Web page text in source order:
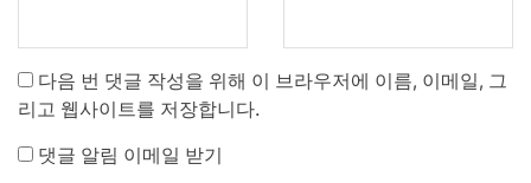
다음 번 댓글 작성을 위해 이 브라우저에 이름, 이메일, 그
리고 웹사이트를 저장합니다.
댓글 알림 이메일 받기